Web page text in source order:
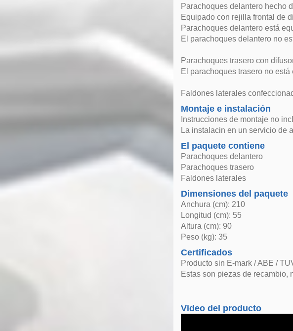
Parachoques delantero hecho
Equipado con rejilla frontal de
Parachoques delantero está
El parachoques delantero no
Parachoques trasero con
El parachoques trasero no
Faldones laterales
Montaje e instalación
Instrucciones de montaje no
La instalacin en un servicio de
El paquete contiene
Parachoques delantero
Parachoques trasero
Faldones laterales
Dimensiones del paquete
Anchura (cm): 210
Longitud (cm): 55
Altura (cm): 90
Peso (kg): 35
Certificados
Producto sin E-mark / ABE /
Estas son piezas de recambio,
Video del producto